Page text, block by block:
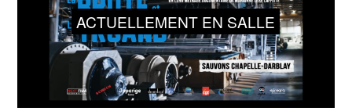
ACTUELLEMENT EN SALLE